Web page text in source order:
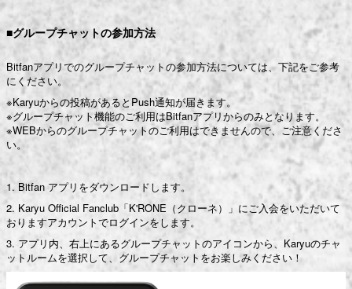
■グループチャットの参加方法
Bitfanアプリでのグループチャットの参加方法については、下記をご参考
にください。
※Karyuからの投稿があるとPush通知が届きます。
※グループチャット機能のご利用はBitfanアプリからのみとなります。
※WEBからのグループチャットのご利用はできませんので、ご注意くださ
い。
1. Bitfan アプリをダウンロードします。
2. Karyu Official Fanclub「K'RONE（クローネ）」にご入会をいただいて
おりますアカウントでログインをします。
3. アプリ内、右上にあるグループチャットのアイコンから、Karyuのチャ
ットルームを選択して、グループチャットをお楽しみください！